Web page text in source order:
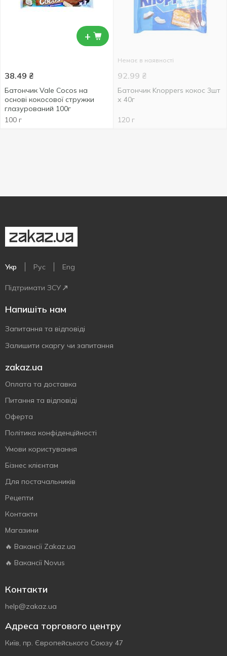
+
38.49 ₴
Батончик Vale Cocos на
основі кокосової стружки
глазурований 100г
100 г
Немає в наявності
92.99 ₴
Батончик Knoppers кокос 3шт
х 40г
120 г
Укр Рус Eng
Підтримати ЗСУ
Напишіть нам
Запитання та відповіді
Залишити скаргу чи запитання
zakaz.ua
Оплата та доставка
Питання та відповіді
Оферта
Політика конфіденційності
Умови користування
Бізнес клієнтам
Для постачальників
Рецепти
Контакти
Магазини
🔥 Вакансії Zakaz.ua
🔥 Вакансії Novus
Контакти
help@zakaz.ua
Адреса торгового центру
Київ, пр. Європейського Союзу 47